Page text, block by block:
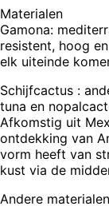
Materialen
Gamona:
resistent, hoog
elk uiteinde
Schijfcactus :
tuna en
Afkomstig uit
ontdekking van
vorm heeft van
kust via de
Andere